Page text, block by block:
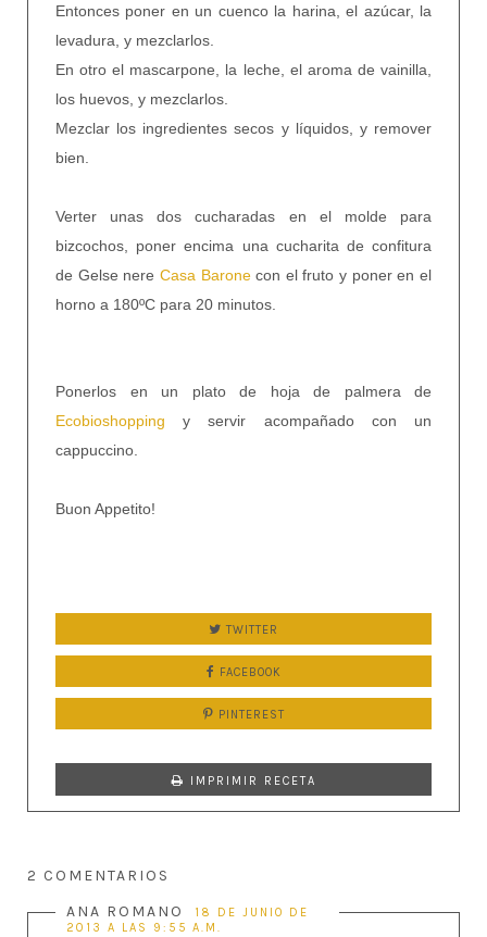
Entonces poner en un cuenco la harina, el azúcar, la
levadura, y mezclarlos.
En otro el mascarpone, la leche, el aroma de vainilla,
los huevos, y mezclarlos.
Mezclar los ingredientes secos y líquidos, y remover
bien.
Verter unas dos cucharadas en el molde para
bizcochos, poner encima una cucharita de confitura
de Gelse nere Casa Baronecon el fruto y poner en el
horno a 180ºC para 20 minutos.
Ponerlos en un plato de hoja de palmera de
Ecobioshopping y servir acompañado con un
cappuccino.
Buon Appetito!
TWITTER
FACEBOOK
PINTEREST
IMPRIMIR RECETA
2 COMENTARIOS
ANA ROMANO
18 DE JUNIO DE
2013 A LAS 9:55 A.M.